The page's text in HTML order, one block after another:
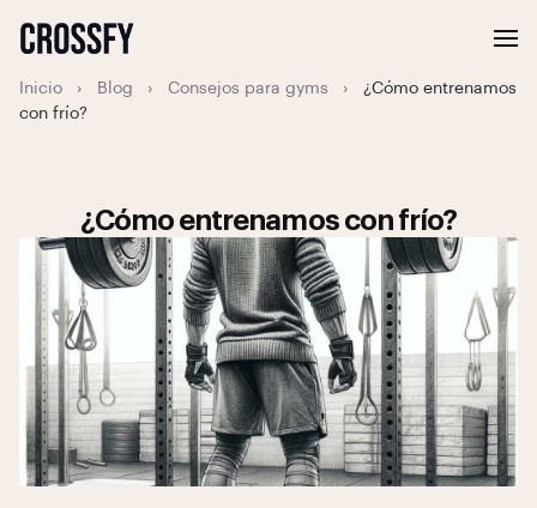
Inicio › Blog › Consejos para gyms ›
¿Cómo entrenamos
con frío?
¿Cómo entrenamos con frío?